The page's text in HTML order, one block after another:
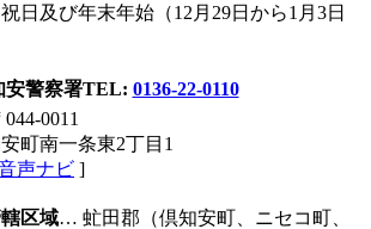
日及び年末年始（12月29日から1月3日
安警察署TEL: 0136-22-0110
044-0011
町南一条東2丁目1
声ナビ ]
区域… 虻田郡（倶知安町、ニセコ町、